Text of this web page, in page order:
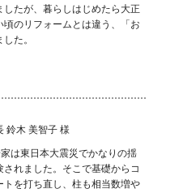
したが、暮らしはじめたら大正
頃のリフォームとは違う、「お
た。
鈴木 美智子 様
は東日本大震災でかなりの揺
されました。そこで基礎からコ
トを打ち直し、柱も相当数増や